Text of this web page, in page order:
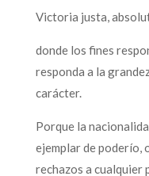
Victoria justa,
donde los fines
responda a la
carácter.
Porque la
ejemplar de poderío,
rechazos a cualquier